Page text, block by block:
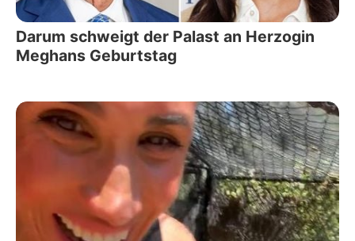
Darum schweigt der Palast an Herzogin
Meghans Geburtstag